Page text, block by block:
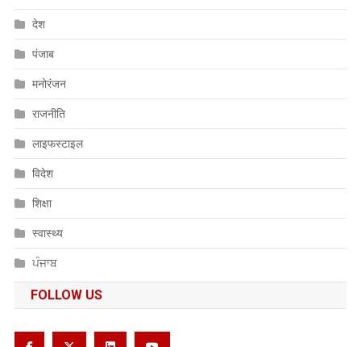
देश
पंजाब
मनोरंजन
राजनीति
लाइफस्टाइल
विदेश
शिक्षा
स्वास्थ्य
ਪੰਜਾਬ
FOLLOW US